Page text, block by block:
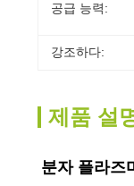
공급 능력:
강조하다:
제품 설
분자 플라즈